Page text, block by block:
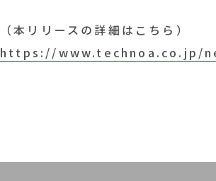
（本リリースの詳細はこちら）
https://www.technoa.co.jp/